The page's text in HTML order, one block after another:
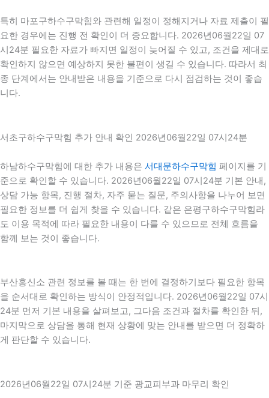
특히 마포구하수구막힘와 관련해 일정이 정해지거나 자료 제출이 필
요한 경우에는 진행 전 확인이 더 중요합니다. 2026년06월22일 07
시24분 필요한 자료가 빠지면 일정이 늦어질 수 있고, 조건을 제대로
확인하지 않으면 예상하지 못한 불편이 생길 수 있습니다. 따라서 최
종 단계에서는 안내받은 내용을 기준으로 다시 점검하는 것이 좋습
니다.
서초구하수구막힘 추가 안내 확인 2026년06월22일 07시24분
하남하수구막힘에 대한 추가 내용은 서대문하수구막힘 페이지를 기
준으로 확인할 수 있습니다. 2026년06월22일 07시24분 기본 안내,
상담 가능 항목, 진행 절차, 자주 묻는 질문, 주의사항을 나누어 보면
필요한 정보를 더 쉽게 찾을 수 있습니다. 같은 은평구하수구막힘라
도 이용 목적에 따라 필요한 내용이 다를 수 있으므로 전체 흐름을
함께 보는 것이 좋습니다.
부산흥신소 관련 정보를 볼 때는 한 번에 결정하기보다 필요한 항목
을 순서대로 확인하는 방식이 안정적입니다. 2026년06월22일 07시
24분 먼저 기본 내용을 살펴보고, 그다음 조건과 절차를 확인한 뒤,
마지막으로 상담을 통해 현재 상황에 맞는 안내를 받으면 더 정확하
게 판단할 수 있습니다.
2026년06월22일 07시24분 기준 광교피부과 마무리 확인